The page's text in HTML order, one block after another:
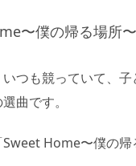
〜僕の帰る場所〜
つも競っていて、
曲です。
Home〜僕の帰